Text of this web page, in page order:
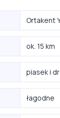
Ortakent
ok. 15 km
piasek i
łagodne